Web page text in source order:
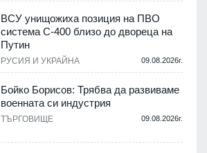
ВСУ унищожиха позиция на ПВО
система С-400 близо до двореца на
Путин
РУСИЯ И УКРАЙНА 09.08.2026г.
Бойко Борисов: Трябва да развиваме
военната си индустрия
ТЪРГОВИЩЕ 09.08.2026г.